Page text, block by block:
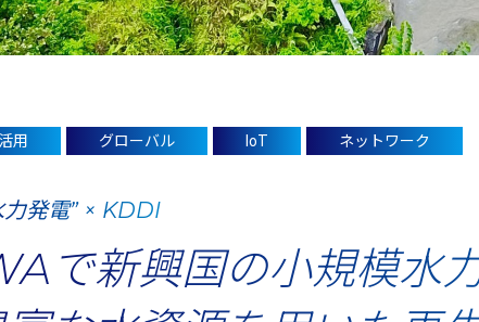
用 グローバル IoT ネットワーク
力発電” × KDDI
で新興国の小規模水